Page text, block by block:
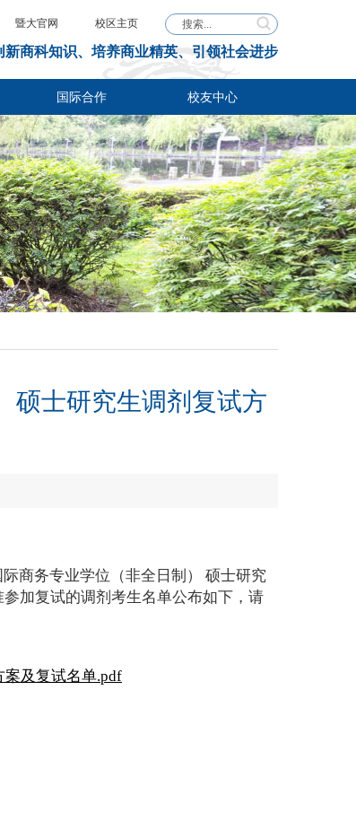
暨大官网 校区主页
新商科知识、培养商业精英、引领社会进步
国际合作 校友中心
硕士研究生调剂复试方
商务专业学位（非全日制） 硕士研究
加复试的调剂考生名单公布如下，请
案及复试名单.pdf